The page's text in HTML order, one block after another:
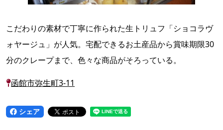
こだわりの素材で丁寧に作られた生トリュフ「ショコラヴ
ォヤージュ」が人気。宅配できるお土産品から賞味期限30
分のクレープまで、色々な商品がそろっている。
函館市弥生町3-11
シェア